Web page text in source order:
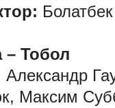
– Тобол
Александр
Максим